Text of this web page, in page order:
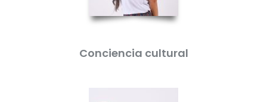
Conciencia cultural